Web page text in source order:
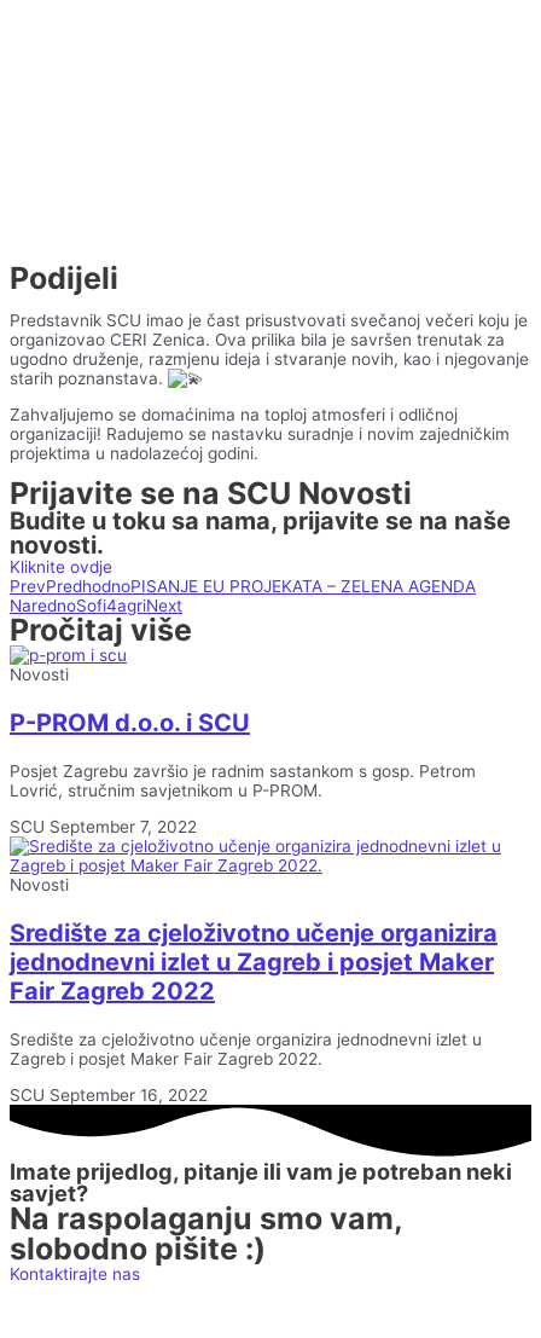
Podijeli
Predstavnik SCU imao je čast prisustvovati svečanoj večeri koju je
organizovao CERI Zenica. Ova prilika bila je savršen trenutak za
ugodno druženje, razmjenu ideja i stvaranje novih, kao i njegovanje
starih poznanstava.
Zahvaljujemo se domaćinima na toploj atmosferi i odličnoj
organizaciji! Radujemo se nastavku suradnje i novim zajedničkim
projektima u nadolazećoj godini.
Prijavite se na SCU Novosti
Budite u toku sa nama, prijavite se na naše
novosti.
Kliknite ovdje
PrevPredhodnoPISANJE EU PROJEKATA – ZELENA AGENDA
NarednoSofi4agriNext
Pročitaj više
Novosti
P-PROM d.o.o. i SCU
Posjet Zagrebu završio je radnim sastankom s gosp. Petrom
Lovrić, stručnim savjetnikom u P-PROM.
SCU September 7, 2022
Novosti
Središte za cjeloživotno učenje organizira
jednodnevni izlet u Zagreb i posjet Maker
Fair Zagreb 2022
Središte za cjeloživotno učenje organizira jednodnevni izlet u
Zagreb i posjet Maker Fair Zagreb 2022.
SCU September 16, 2022
Imate prijedlog, pitanje ili vam je potreban neki
savjet?
Na raspolaganju smo vam,
slobodno pišite :)
Kontaktirajte nas